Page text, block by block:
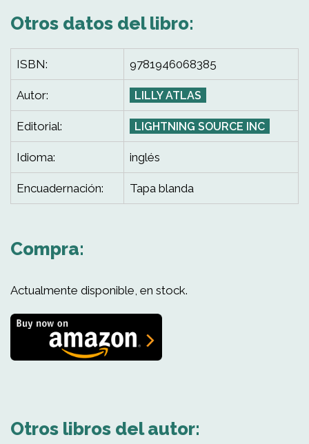
Otros datos del libro:
ISBN: 9781946068385
Autor: LILLY ATLAS
Editorial: LIGHTNING SOURCE INC
Idioma: inglés
Encuadernación: Tapa blanda
Compra:
Actualmente disponible, en stock.
Otros libros del autor: